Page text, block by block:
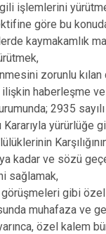
işlemlerini
göre bu
kaymakamlık
zorunlu
ilişkin haberleşme
2935
yürürlüğe
kadar ve sözü
sağlamak,
görüşmeleri gibi
muhafaza ve
özel kalem